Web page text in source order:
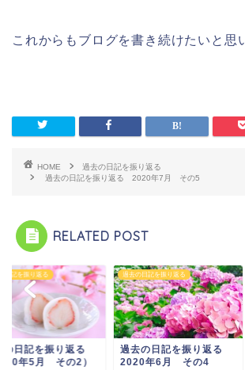
これからもブログを書き続けたいと思
HOME
過去の日記を振り返る
過去の日記を振り返る 2020年7月 その5
RELATED POST
日記を振り返る
の日記を振り返る
年5月 その2）
過去の日記を振り返る
過去の日記を振り返る
2020年6月 その4